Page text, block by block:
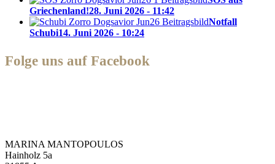
Griechenland!28. Juni 2026 - 11:42
Notfall
Schubi14. Juni 2026 - 10:24
Folge uns auf Facebook
MARINA MANTOPOULOS
Hainholz 5a